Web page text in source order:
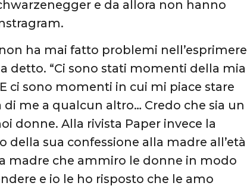
e da allora non hanno
ha mai fatto problemi nell’esprimere
detto. “Ci sono stati momenti della mia
ci sono momenti in cui mi piace stare
me a qualcun altro… Credo che sia un
donne. Alla rivista Paper invece la
della sua confessione alla madre all’età
madre che ammiro le donne in modo
e io le ho risposto che le amo